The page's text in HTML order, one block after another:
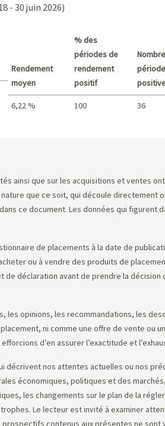
- 30 juin 2026)
Rendement
moyen
% des
périodes de
rendement
positif
6,22 % 100 36
ainsi que sur les acquisitions et ventes
que ce soit, qui découle directement
ce document. Les données qui
de placements à la date de
ou à vendre des produits de
déclaration avant de prendre la
les opinions, les recommandations, les
ni comme une offre de vente ou
d’en assurer l’exactitude et
nos attentes actuelles ou nos
économiques, politiques et des
les changements sur le plan de la
Le lecteur est invité à examiner
contenus aux présentes ne sont